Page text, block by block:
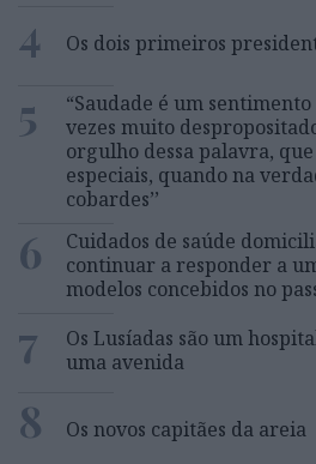
4 Os dois primeiros
5
“Saudade é um
vezes muito
orgulho dessa palavra,
especiais, quando na
cobardes’’
6
Cuidados de saúde
continuar a responder a
modelos concebidos no
7
Os Lusíadas são um
uma avenida
8 Os novos capitães da areia